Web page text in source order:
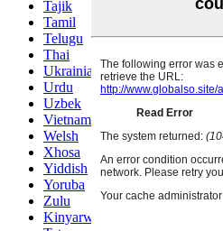
Tajik
Tamil
Telugu
Thai
Ukrainian
Urdu
Uzbek
Vietnamese
Welsh
Xhosa
Yiddish
Yoruba
Zulu
Kinyarwanda